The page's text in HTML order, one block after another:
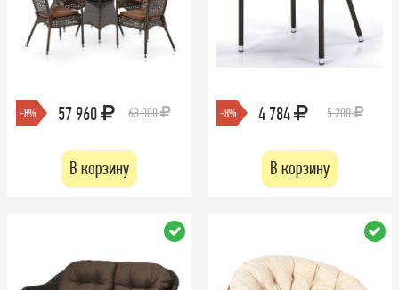
-8% 57 960 63 000
В корзину
-8% 4 784 5 200
В корзину